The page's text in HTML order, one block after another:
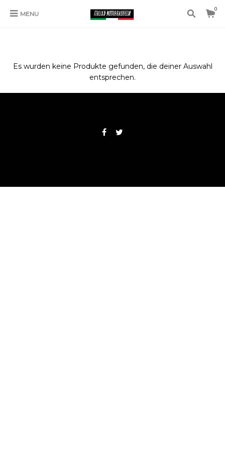
MENU
0
Es wurden keine Produkte gefunden, die deiner Auswahl
entsprechen.